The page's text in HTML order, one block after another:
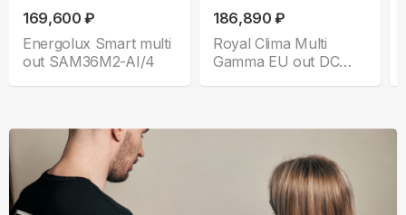
169,600 ₽
Energolux Smart multi
out SAM36M2-AI/4
186,890 ₽
Royal Clima Multi
Gamma EU out DC